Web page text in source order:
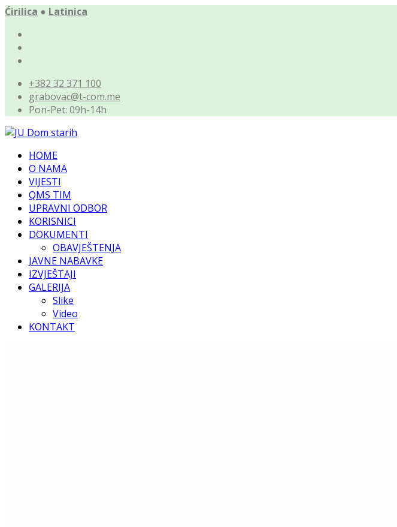
Ćirilica ● Latinica
+382 32 371 100
grabovac@t-com.me
Pon-Pet: 09h-14h
HOME
O NAMA
VIJESTI
QMS TIM
UPRAVNI ODBOR
KORISNICI
DOKUMENTI
OBAVJEŠTENJA
JAVNE NABAVKE
IZVJEŠTAJI
GALERIJA
Slike
Video
KONTAKT